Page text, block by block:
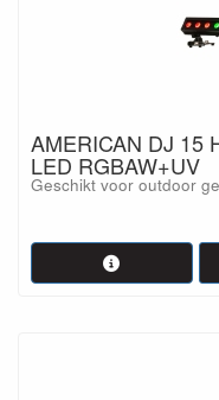
AMERICAN DJ 15
LED RGBAW+UV
Geschikt voor outdoor